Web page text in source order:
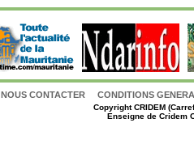
NOUS CONTACTER CONDITIONS
CopyrightCRIDEM
Enseigne de Cridem